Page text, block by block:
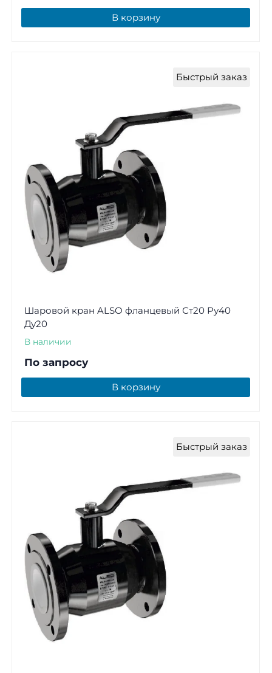
В корзину
Быстрый заказ
Шаровой кран ALSO фланцевый Ст20 Ру40
Ду20
В наличии
По запросу
В корзину
Быстрый заказ